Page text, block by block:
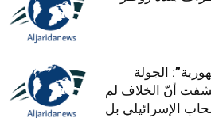
الجولة
أنّ الخلاف لم
الإسرائيلي بل